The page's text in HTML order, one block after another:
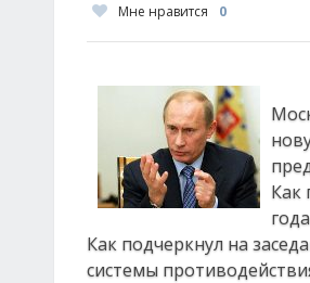
Мне нравится 0
Как
Как подчеркнул на
системы